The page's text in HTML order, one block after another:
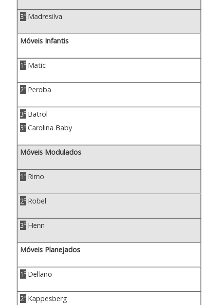
3º Madresilva
Móveis Infantis
1º Matic
2º Peroba
3º Batrol
3ºCarolina Baby
Móveis Modulados
1º Rimo
2º Robel
3º Henn
Móveis Planejados
1º Dellano
2º Kappesberg